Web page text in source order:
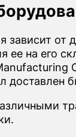
зависит
ее на его
доставлен